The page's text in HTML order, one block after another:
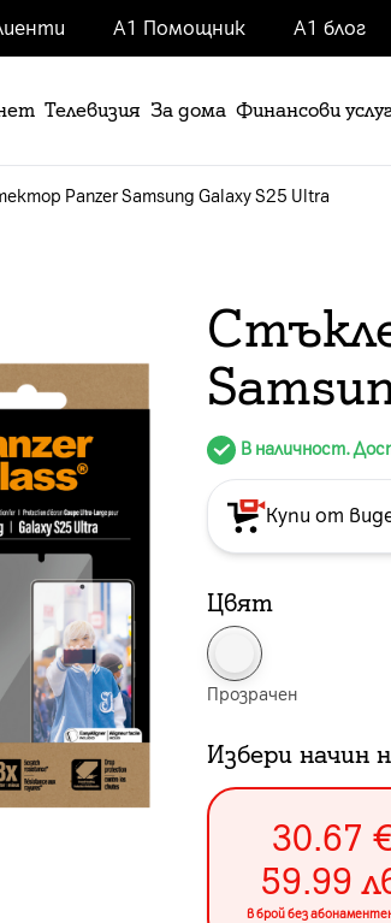
А1 Помощник А1 блог
Телевизия За дома Финансови
Panzer Samsung Galaxy S25 Ultra
В наличност.
Купи от
Цвят
Прозрачен
Избери начин
30.67
59.99
в брой без